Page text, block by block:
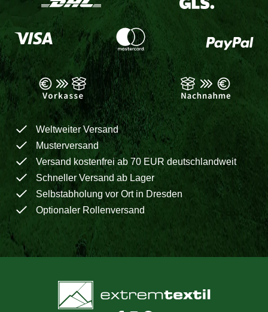
Weltweiter Versand
Musterversand
Versand kostenfrei ab 70 EUR deutschlandweit
Schneller Versand ab Lager
Selbstabholung vor Ort in Dresden
Optionaler Rollenversand